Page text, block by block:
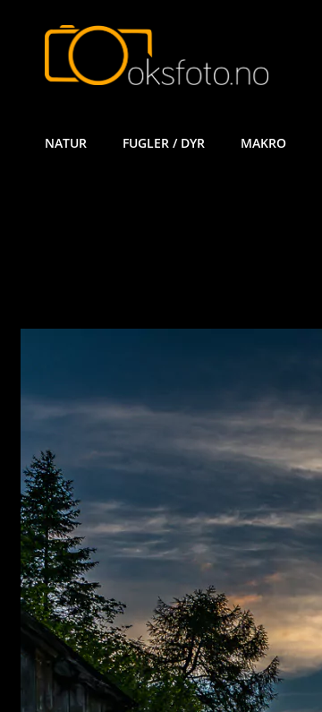
NATUR FUGLER / DYR MAKRO